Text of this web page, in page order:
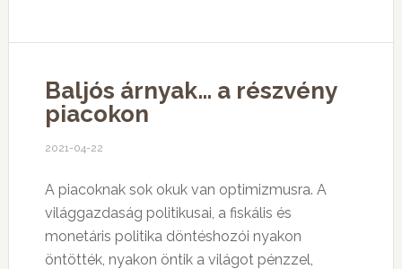
Baljós árnyak… a részvény
piacokon
2021-04-22
A piacoknak sok okuk van optimizmusra. A
világgazdaság politikusai, a fiskális és
monetáris politika döntéshozói nyakon
öntötték, nyakon öntik a világot pénzzel,